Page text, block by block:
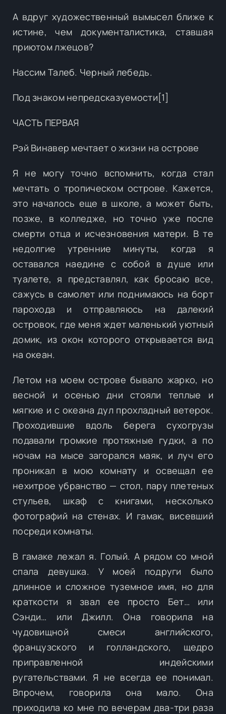
А вдруг художественный вымысел ближе к
истине, чем документалистика, ставшая
приютом лжецов?
Нассим Талеб. Черный лебедь.
Под знаком непредсказуемости[1]
ЧАСТЬ ПЕРВАЯ
Рэй Винавер мечтает о жизни на острове
Я не могу точно вспомнить, когда стал
мечтать о тропическом острове. Кажется,
это началось еще в школе, а может быть,
позже, в колледже, но точно уже после
смерти отца и исчезновения матери. В те
недолгие утренние минуты, когда я
оставался наедине с собой в душе или
туалете, я представлял, как бросаю все,
сажусь в самолет или поднимаюсь на борт
парохода и отправляюсь на далекий
островок, где меня ждет маленький уютный
домик, из окон которого открывается вид
на океан.
Летом на моем острове бывало жарко, но
весной и осенью дни стояли теплые и
мягкие и с океана дул прохладный ветерок.
Проходившие вдоль берега сухогрузы
подавали громкие протяжные гудки, а по
ночам на мысе загорался маяк, и луч его
проникал в мою комнату и освещал ее
нехитрое убранство — стол, пару плетеных
стульев, шкаф с книгами, несколько
фотографий на стенах. И гамак, висевший
посреди комнаты.
В гамаке лежал я. Голый. А рядом со мной
спала девушка. У моей подруги было
длинное и сложное туземное имя, но для
краткости я звал ее просто Бет… или
Сэнди… или Джилл. Она говорила на
чудовищной смеси английского,
французского и голландского, щедро
приправленной индейскими
ругательствами. Я не всегда ее понимал.
Впрочем, говорила она мало. Она
приходила ко мне по вечерам два-три раза